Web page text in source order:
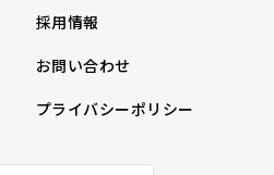
採用情報
お問い合わせ
プライバシーポリシー